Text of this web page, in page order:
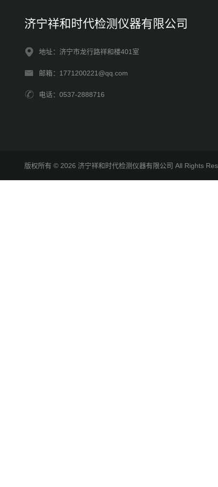
济宁祥和时代检测仪器有限公司
地址：济宁市龙行路祥和楼401室
邮箱：1771200221@qq.com
电话：0537-2888716
版权所有 © 2026 济宁祥和时代检测仪器有限公司 All Rights